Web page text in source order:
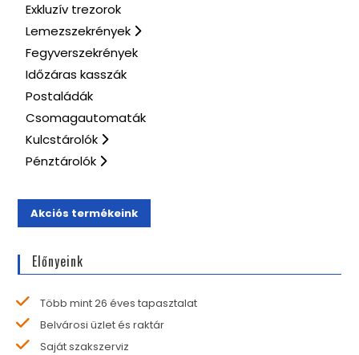
Exkluzív trezorok
Lemezszekrények
Fegyverszekrények
Időzáras kasszák
Postaládák
Csomagautomaták
Kulcstárolók
Pénztárolók
Akciós termékeink
Előnyeink
Több mint 26 éves tapasztalat
Belvárosi üzlet és raktár
Saját szakszerviz